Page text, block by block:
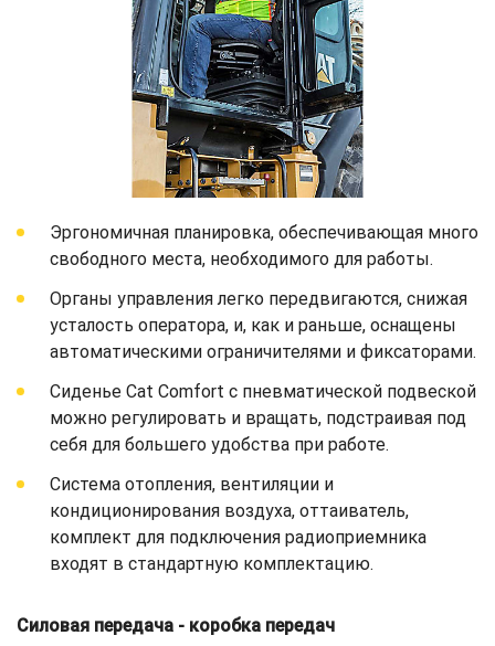
Эргономичная планировка, обеспечивающая много
свободного места, необходимого для работы.
Органы управления легко передвигаются, снижая
усталость оператора, и, как и раньше, оснащены
автоматическими ограничителями и фиксаторами.
Сиденье Cat Comfort с пневматической подвеской
можно регулировать и вращать, подстраивая под
себя для большего удобства при работе.
Система отопления, вентиляции и
кондиционирования воздуха, оттаиватель,
комплект для подключения радиоприемника
входят в стандартную комплектацию.
Силовая передача - коробка передач